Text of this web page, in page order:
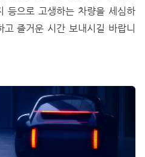
등으로 고생하는 차량을 세심하
즐거운 시간 보내시길 바랍니